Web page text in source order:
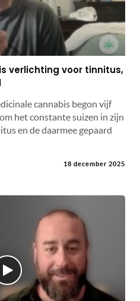
verlichting voor tinnitus,
cannabis begon vijf
het constante suizen in zijn
en de daarmee gepaard
18 december 2025